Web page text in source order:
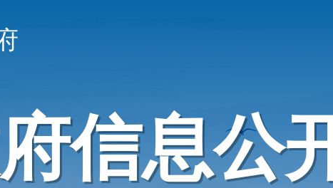
信息公